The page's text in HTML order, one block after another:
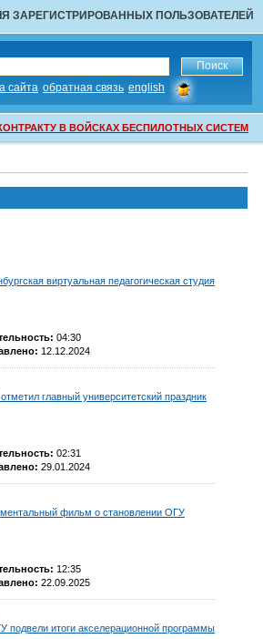
ЗАРЕГИСТРИРОВАННЫХ ПОЛЬЗОВАТЕЛЕЙ
сайта обратная связь english
сообщить
об
ошибке
В ВОЙСКАХ БЕСПИЛОТНЫХ СИСТЕМ
виртуальная педагогическая студия
04:30
12.12.2024
главный университетский праздник
02:31
29.01.2024
фильм о становлении ОГУ
12:35
22.09.2025
подвели итоги акселерационной программы